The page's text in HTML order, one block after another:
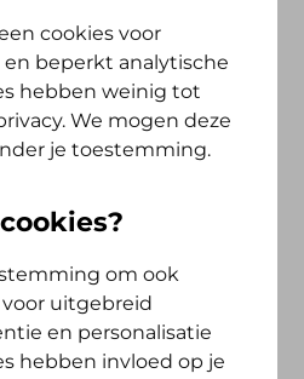
lichamelijke klachten zoals
en banden.
worden (gedeeltelijk)
van heup- of
cookies voor
beperkt analytische
hebben weinig tot
We mogen deze
je toestemming.
om ook
uitgebreid
en personalisatie
hebben invloed op je